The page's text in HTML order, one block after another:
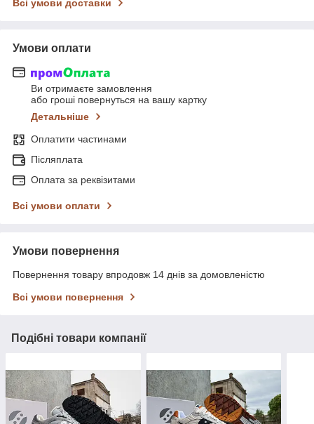
Всі умови доставки
Умови оплати
Ви отримаєте замовлення
або гроші повернуться на вашу картку
Детальніше
Оплатити частинами
Післяплата
Оплата за реквізитами
Всі умови оплати
Умови повернення
Повернення товару впродовж 14 днів за домовленістю
Всі умови повернення
Подібні товари компанії